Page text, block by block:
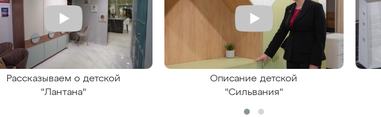
Рассказываем о детской
"Лантана"
Описание детской
"Сильвания"